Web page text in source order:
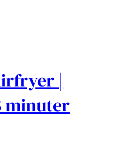
|
minuter